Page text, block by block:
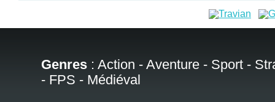
Genres : Action - Aventure - Sport -
- FPS - Médiéval